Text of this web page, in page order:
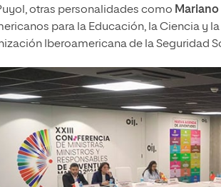
otras personalidades como
para la Educación, la Ciencia y la
Iberoamericana de la Seguridad